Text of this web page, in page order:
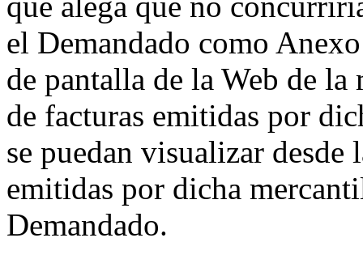
el Demandado como
de pantalla de la Web de
de facturas emitidas por
se puedan visualizar desde
emitidas por dicha
Demandado.